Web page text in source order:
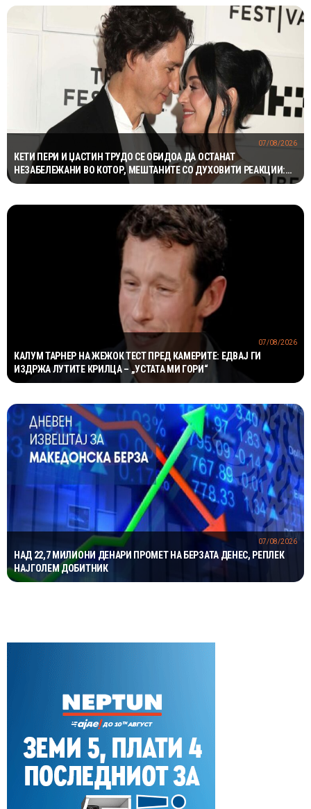
КЕТИ ПЕРИ И ЏАСТИН ТРУДО СЕ ОБИДОА ДА ОСТАНАТ
НЕЗАБЕЛЕЖАНИ ВО КОТОР, МЕШТАНИТЕ СО ДУХОВИТИ РЕАКЦИИ:
„НИКОЈ НЕ БИ ГИ ПРЕПОЗНАЛ“
07/08/2026
КАЛУМ ТАРНЕР НА ЖЕЖОК ТЕСТ ПРЕД КАМЕРИТЕ: ЕДВАЈ ГИ
ИЗДРЖА ЛУТИТЕ КРИЛЦА – „УСТАТА МИ ГОРИ“
07/08/2026
НАД 22,7 МИЛИОНИ ДЕНАРИ ПРОМЕТ НА БЕРЗАТА ДЕНЕС, РЕПЛЕК
НАЈГОЛЕМ ДОБИТНИК
07/08/2026